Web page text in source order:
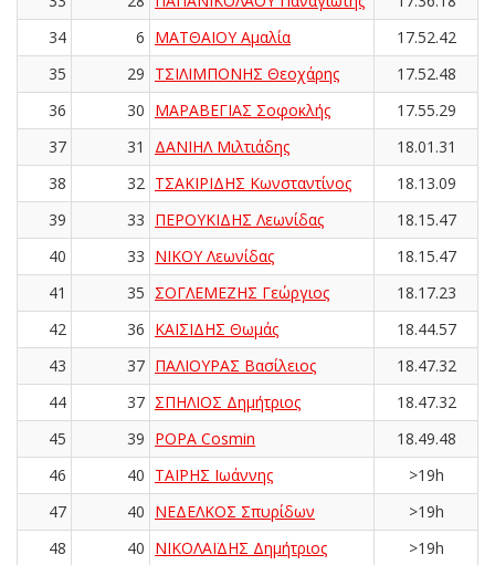
34
6 ΜΑΤΘΑΙΟΥ Αμαλία
17.52.42
35
29 ΤΣΙΛΙΜΠΟΝΗΣ Θεοχάρης
17.52.48
36
30 ΜΑΡΑΒΕΓΙΑΣ Σοφοκλής
17.55.29
37
31 ΔΑΝΙΗΛ Μιλτιάδης
18.01.31
38
32 ΤΣΑΚΙΡΙΔΗΣ Κωνσταντίνος
18.13.09
39
33 ΠΕΡΟΥΚΙΔΗΣ Λεωνίδας
18.15.47
40
33 ΝΙΚΟΥ Λεωνίδας
18.15.47
41
35 ΣΟΓΛΕΜΕΖΗΣ Γεώργιος
18.17.23
42
36 ΚΑΪΣΙΔΗΣ Θωμάς
18.44.57
43
37 ΠΑΛΙΟΥΡΑΣ Βασίλειος
18.47.32
44
37 ΣΠΗΛΙΟΣ Δημήτριος
18.47.32
45
39 POPA Cosmin
18.49.48
46
40 ΤΑΪΡΗΣ Ιωάννης
>19h
47
40 ΝΕΔΕΛΚΟΣ Σπυρίδων
>19h
48
40 ΝΙΚΟΛΑΪΔΗΣ Δημήτριος >19h